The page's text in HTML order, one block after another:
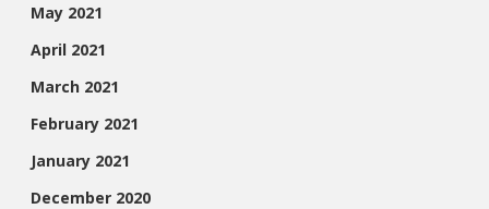
May 2021
April 2021
March 2021
February 2021
January 2021
December 2020